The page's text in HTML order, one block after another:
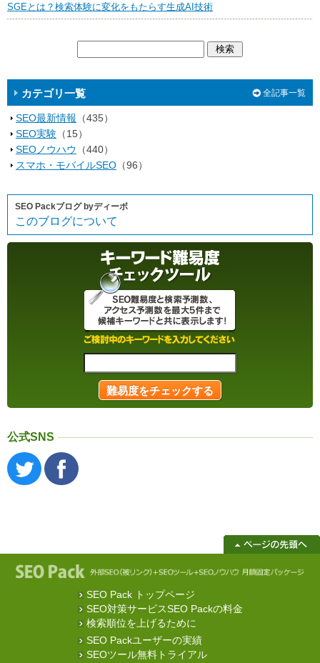
SGEとは？検索体験に変化をもたらす生成AI技術
カテゴリ一覧 全記事一覧
SEO最新情報 （435）
SEO実験 （15）
SEOノウハウ
（440）
スマホ・モバイルSEO （96）
SEO Packブログ byディーボ
このブログについて
公式SNS
SEO Pack トップページ
SEO対策サービスSEO Packの料金
検索順位を上げるために
SEO Packユーザーの実績
SEOツール無料トライアル